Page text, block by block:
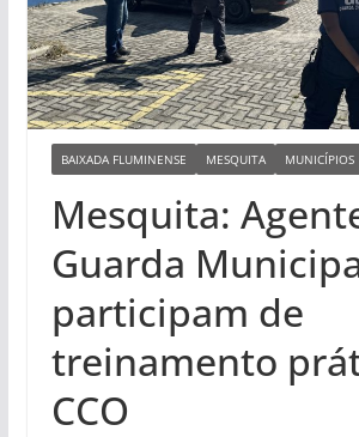
BAIXADA FLUMINENSE MESQUITA MUNICÍPIOS
Mesquita:
Guarda
participam de
treinamento
CCO